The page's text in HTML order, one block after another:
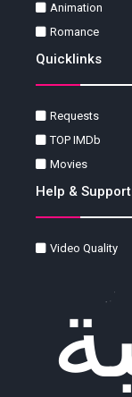
Animation
Romance
Quicklinks
Requests
TOP IMDb
Movies
Help & Support
Video Quality